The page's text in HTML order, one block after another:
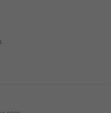
olemme kiitollisia siitä 🌸